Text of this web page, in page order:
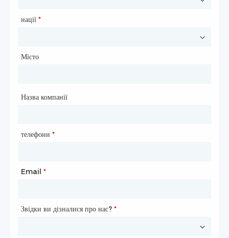
нації *
Місто
Назва компанії
телефони *
Email *
Звідки ви дізналися про нас? *
Веб-сайт
Країна
Місто
Email*
Номер телефону
Звідки ви дізналися про нас? *